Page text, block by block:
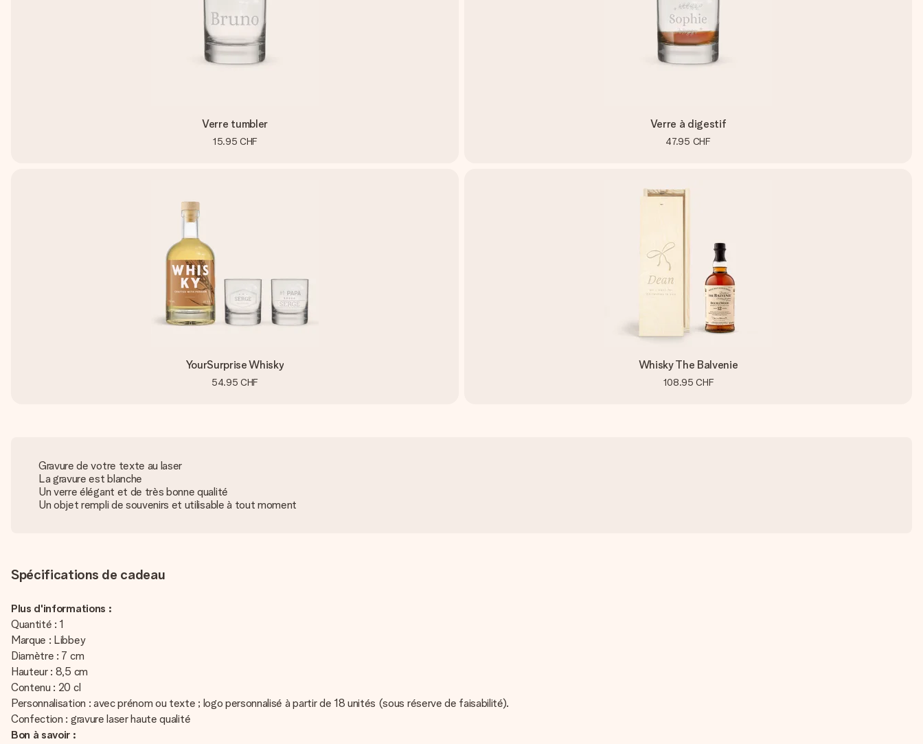
Verre tumbler
15.95 CHF
Verre à digestif
47.95 CHF
YourSurprise Whisky
54.95 CHF
Whisky The Balvenie
108.95 CHF
Gravure de votre texte au laser
La gravure est blanche
Un verre élégant et de très bonne qualité
Un objet rempli de souvenirs et utilisable à tout moment
Spécifications de cadeau
Plus d'informations :
Quantité : 1
Marque : Libbey
Diamètre : 7 cm
Hauteur : 8,5 cm
Contenu : 20 cl
Personnalisation : avec prénom ou texte ; logo personnalisé à partir de 18 unités (sous réserve de faisabilité).
Confection : gravure laser haute qualité
Bon à savoir :